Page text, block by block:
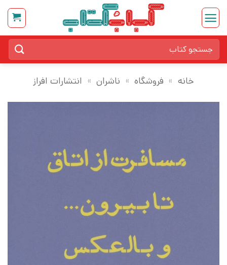
Skip
content
برای:
خانه » فروشگاه » ناشران » انتشارات افراز